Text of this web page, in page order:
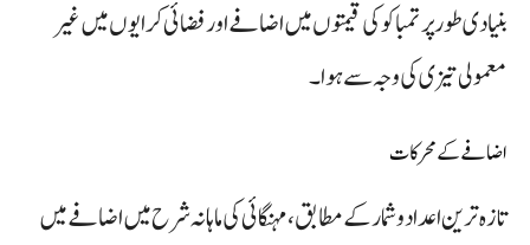
بنیادی طور پر تمباکو کی قیمتوں میں اضافے اور فضائی کرایوں میں غیر
معمولی تیزی کی وجہ سے ہوا۔
اضافے کے محرکات
تازہ ترین اعداد و شمار کے مطابق، مہنگائی کی ماہانہ شرح میں اضافے میں